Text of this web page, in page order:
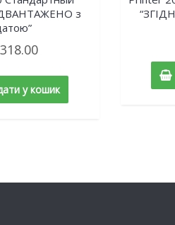
з
у кошик